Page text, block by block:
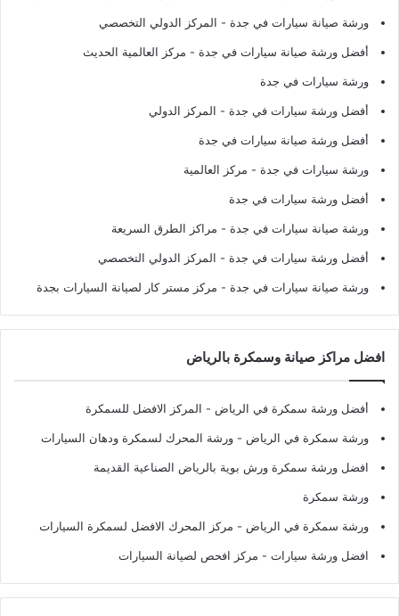
ورشة صيانة سيارات في جدة - المركز الدولي التخصصي
أفضل ورشة صيانة سيارات في جدة - مركز العالمية الحديث
ورشة سيارات في جدة
أفضل ورشة سيارات في جدة - المركز الدولي
أفضل ورشة صيانة سيارات في جدة
ورشة سيارات في جدة - مركز العالمية
أفضل ورشة سيارات في جدة
ورشة صيانة سيارات في جدة - مراكز الطرق السريعة
أفضل ورشة سيارات في جدة - المركز الدولي التخصصي
ورشة صيانة سيارات في جدة - مركز مستر كار لصيانة السيارات بجدة
افضل مراكز صيانة وسمكرة بالرياض
أفضل ورشة سمكرة في الرياض - المركز الافضل للسمكرة
ورشة سمكرة في الرياض - ورشة المحرك لسمكرة ودهان السيارات
افضل ورشة سمكرة ورش بوية بالرياض الصناعية القديمة
ورشة سمكرة
ورشة سمكرة في الرياض - مركز المحرك الافضل لسمكرة السيارات
افضل ورشة سيارات - مركز افحص لصيانة السيارات